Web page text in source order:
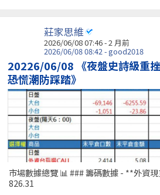
莊家思維
2026/06/08 07:46 - 2 月前
2026/06/08 08:42 - good2018
20226/06/08 《夜盤史詩級重
恐慌潮防踩踏》
市場數據總覽 📊 ### 籌碼數據 - **外資
826.31